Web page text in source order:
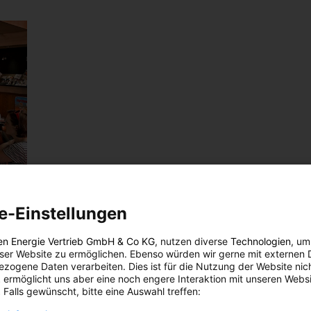
im
Einstellungen
Energie Vertrieb GmbH & Co KG, nutzen diverse Technologien,
Website zu ermöglichen. Ebenso würden wir gerne mit externen
Daten verarbeiten. Dies ist für die Nutzung der Website
ermöglicht uns aber eine noch engere Interaktion mit unseren
Falls gewünscht, bitte eine Auswahl treffen: